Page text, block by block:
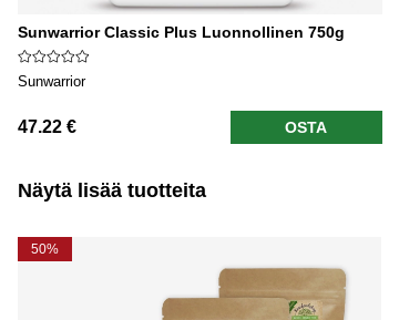
Sunwarrior Classic Plus Luonnollinen 750g
Sunwarrior
47.22 € OSTA
Näytä lisää tuotteita
50%